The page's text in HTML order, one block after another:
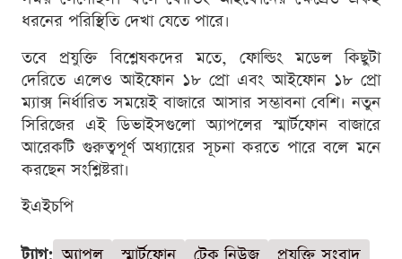
ধরনের পরিস্থিতি দেখা যেতে পারে।
তবে প্রযুক্তি বিশ্লেষকদের মতে, ফোল্ডিং মডেল কিছুটা
দেরিতে এলেও আইফোন ১৮ প্রো এবং আইফোন ১৮ প্রো
ম্যাক্স নির্ধারিত সময়েই বাজারে আসার সম্ভাবনা বেশি। নতুন
সিরিজের এই ডিভাইসগুলো অ্যাপলের স্মার্টফোন বাজারে
আরেকটি গুরুত্বপূর্ণ অধ্যায়ের সূচনা করতে পারে বলে মনে
করছেন সংশ্লিষ্টরা।
ইএইচপি